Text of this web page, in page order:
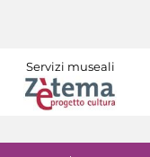
Servizi museali